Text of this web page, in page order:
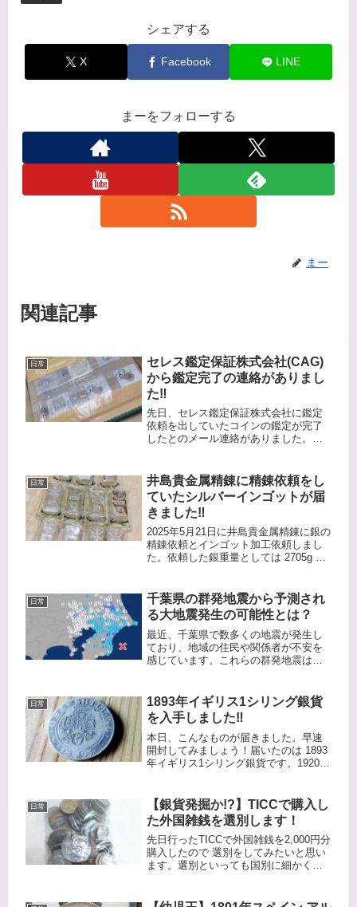
シェアする
X Facebook LINE
まーをフォローする
まー
関連記事
日常
セレス鑑定保証株式会社(CAG)
から鑑定完了の連絡がありまし
た‼️
先日、セレス鑑定保証株式会社に鑑定
依頼を出していたコインの鑑定が完了
したとのメール連絡がありました。
込も完了したので、3月5日に発送、3月
6日には到着予定です。...
日常
井島貴金属精錬に精錬依頼をし
ていたシルバーインゴットが届
きました‼️
2025年5月21日に井島貴金属精錬に銀の
精錬依頼とインゴット加工依頼しまし
た。依頼した銀重量としては 2705g で
限で楽だと思います。クロネコメンバ
ーズ割を使って箱代別...
日常
千葉県の群発地震から予測され
る大地震発生の可能性とは？
最近、千葉県で数多くの地震が発生し
ており、地域の住民や関係者が不安を
感じています。これらの群発地震は、
象ですが、科学者たちは過去のデータ
や地震学の知見を活用して将来の地震
を...
日常
1893年イギリス1シリング銀貨
を入手しました‼️
本日、こんなものが届きました。早速
開封してみましょう！届いたのは 1893
年イギリス1シリング銀貨です。1920年
す。だいぶ摩耗しているので地金価格
以下で入手できまし...
日常
【銀貨発掘か!?】TICCで購入し
た外国雑銭を選別します！
先日行ったTICCで外国雑銭を2,000円分
購入したので 選別をしてみたいと思い
ます。選別といっても国別に細かく分
って珍しいコインがあれば紹介したい